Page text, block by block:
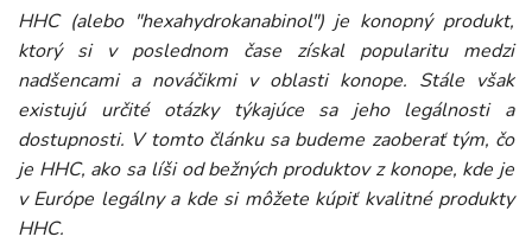
HHC (alebo "hexahydrokanabinol") je konopný produkt,
ktorý si v poslednom čase získal popularitu medzi
nadšencami a nováčikmi v oblasti konope. Stále však
existujú určité otázky týkajúce sa jeho legálnosti a
dostupnosti. V tomto článku sa budeme zaoberať tým, čo
je HHC, ako sa líši od bežných produktov z konope, kde je
v Európe legálny a kde si môžete kúpiť kvalitné produkty
HHC.